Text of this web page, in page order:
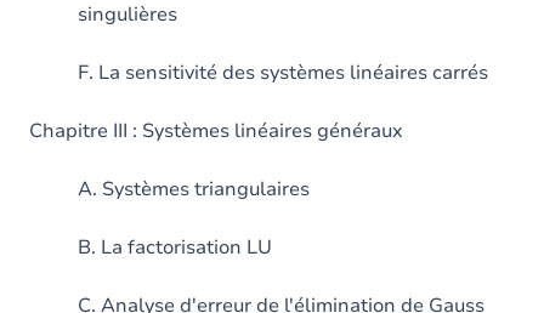
singulières
F. La sensitivité des systèmes linéaires carrés
Chapitre III : Systèmes linéaires généraux
A. Systèmes triangulaires
B. La factorisation LU
C. Analyse d'erreur de l'élimination de Gauss